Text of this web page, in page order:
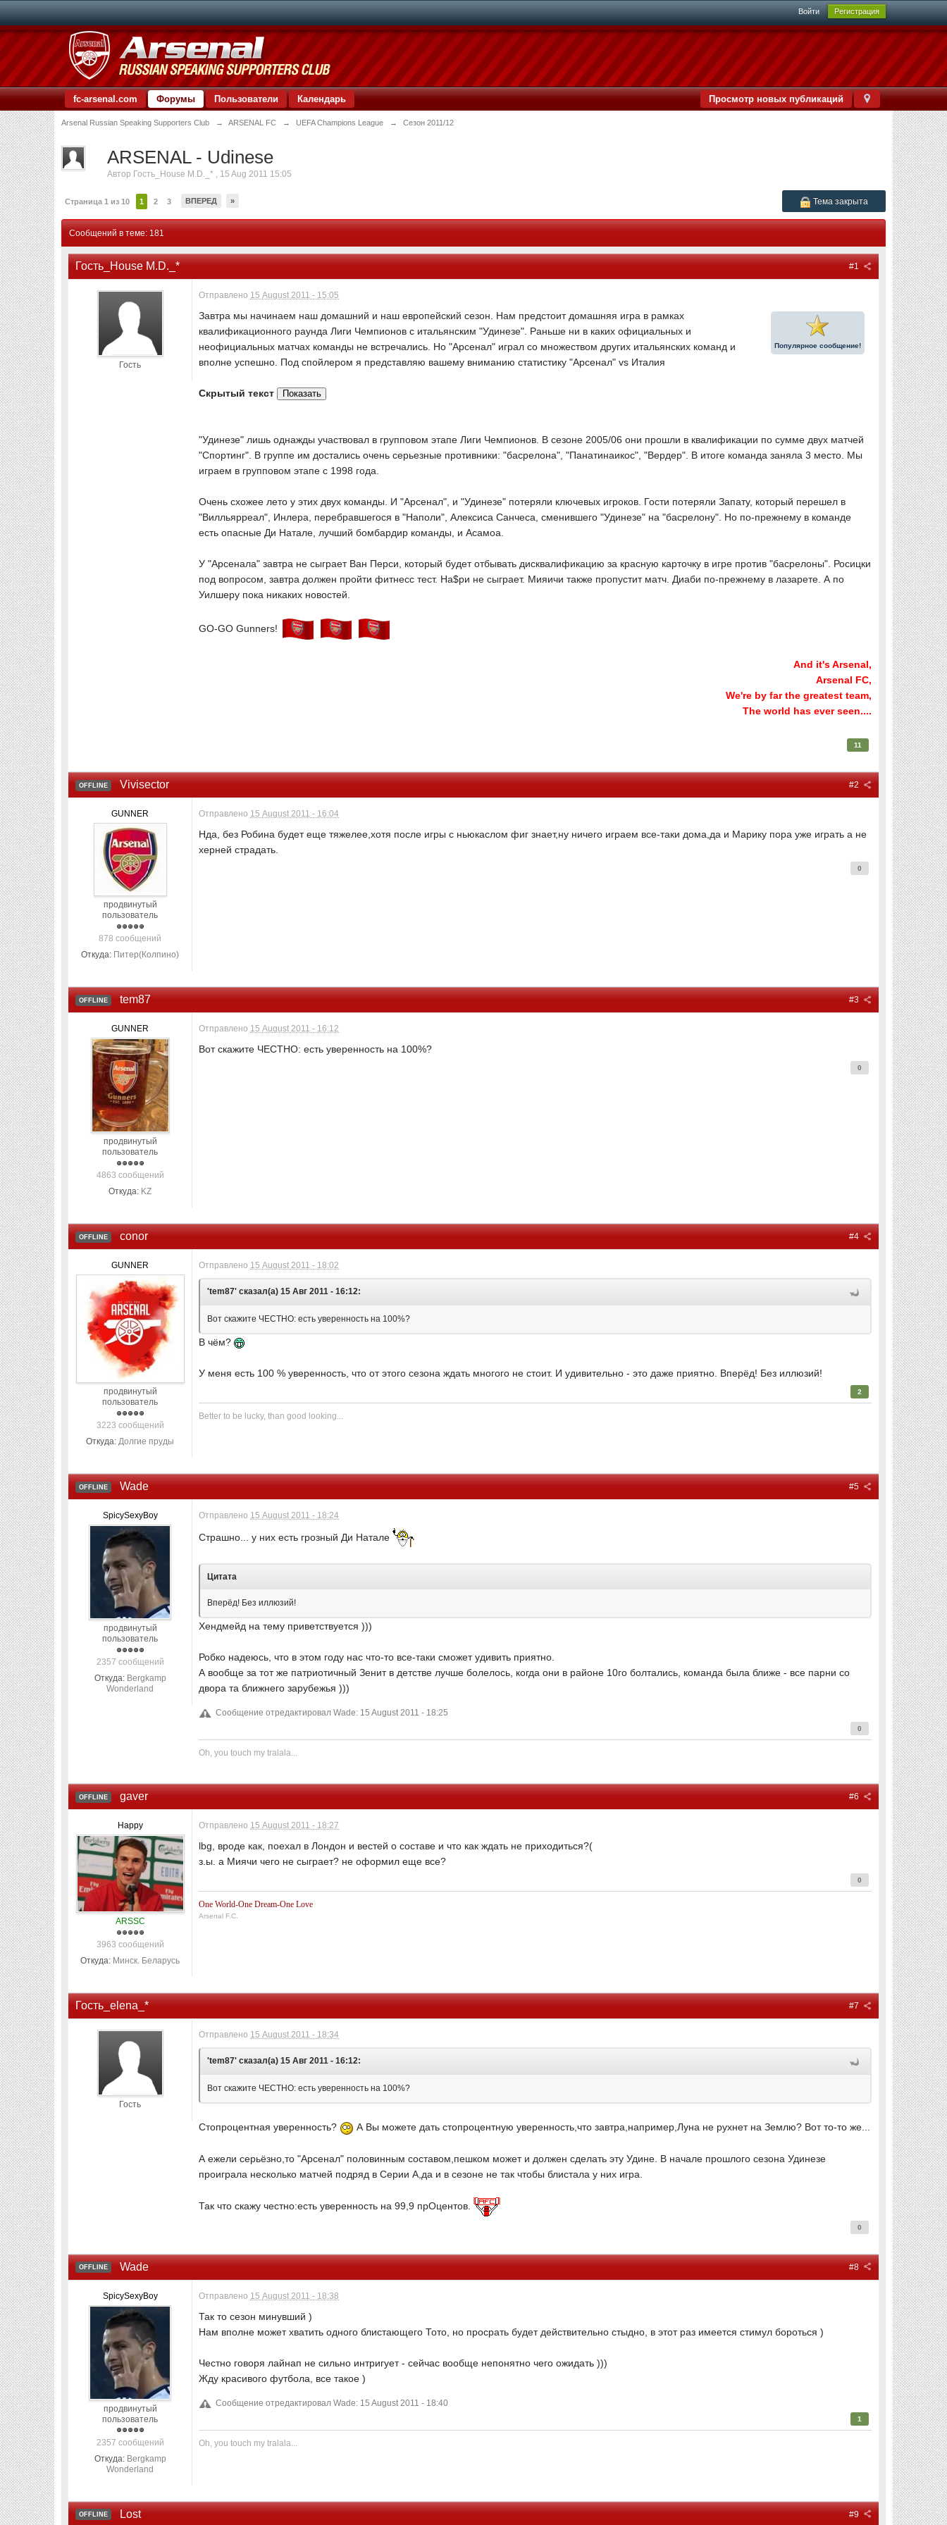
Войти Регистрация
Просмотр новых публикаций
fc-arsenal.com Форумы Пользователи Календарь
Arsenal Russian Speaking Supporters Club → ARSENAL FC → UEFA Champions League → Сезон 2011/12
ARSENAL - Udinese
Автор Гость_House M.D._* , 15 Aug 2011 15:05
Страница 1 из 10 1 2 3 ВПЕРЕД » Тема закрыта
Сообщений в теме: 181
#1
Гость_House M.D._*
Гость
Отправлено 15 August 2011 - 15:05
Популярное сообщение!
Завтра мы начинаем наш домашний и наш европейский сезон. Нам предстоит домашняя игра в рамках
квалификационного раунда Лиги Чемпионов с итальянским "Удинезе". Раньше ни в каких официальных и
неофициальных матчах команды не встречались. Но "Арсенал" играл со множеством других итальянских команд и
вполне успешно. Под спойлером я представляю вашему вниманию статистику "Арсенал" vs Италия
Скрытый текст
"Удинезе" лишь однажды участвовал в групповом этапе Лиги Чемпионов. В сезоне 2005/06 они прошли в квалификации по сумме двух матчей
"Спортинг". В группе им достались очень серьезные противники: "басрелона", "Панатинаикос", "Вердер". В итоге команда заняла 3 место. Мы
играем в групповом этапе с 1998 года.
Очень схожее лето у этих двух команды. И "Арсенал", и "Удинезе" потеряли ключевых игроков. Гости потеряли Запату, который перешел в
"Вилльярреал", Инлера, перебравшегося в "Наполи", Алексиса Санчеса, сменившего "Удинезе" на "басрелону". Но по-прежнему в команде
есть опасные Ди Натале, лучший бомбардир команды, и Асамоа.
У "Арсенала" завтра не сыграет Ван Перси, который будет отбывать дисквалификацию за красную карточку в игре против "басрелоны". Росицки
под вопросом, завтра должен пройти фитнесс тест. На$ри не сыграет. Мияичи также пропустит матч. Диаби по-прежнему в лазарете. А по
Уилшеру пока никаких новостей.
GO-GO Gunners!
And it's Arsenal,
Arsenal FC,
We're by far the greatest team,
The world has ever seen....
11
#2
OFFLINE Vivisector
GUNNER
продвинутый
пользователь
878 сообщений
Откуда: Питер(Колпино)
Отправлено 15 August 2011 - 16:04
Нда, без Робина будет еще тяжелее,хотя после игры с ньюкаслом фиг знает,ну ничего играем все-таки дома,да и Марику пора уже играть а не
херней страдать.
0
#3
OFFLINE tem87
GUNNER
продвинутый
пользователь
4863 сообщений
Откуда: KZ
Отправлено 15 August 2011 - 16:12
Вот скажите ЧЕСТНО: есть уверенность на 100%?
0
#4
OFFLINE conor
GUNNER
продвинутый
пользователь
3223 сообщений
Откуда: Долгие пруды
Отправлено 15 August 2011 - 18:02
'tem87' сказал(а) 15 Авг 2011 - 16:12:
Вот скажите ЧЕСТНО: есть уверенность на 100%?
В чём?
У меня есть 100 % уверенность, что от этого сезона ждать многого не стоит. И удивительно - это даже приятно. Вперёд! Без иллюзий!
2
Better to be lucky, than good looking...
#5
OFFLINE Wade
SpicySexyBoy
продвинутый
пользователь
2357 сообщений
Откуда: Bergkamp
Wonderland
Отправлено 15 August 2011 - 18:24
Страшно... у них есть грозный Ди Натале
Цитата
Вперёд! Без иллюзий!
Хендмейд на тему приветствуется )))
Робко надеюсь, что в этом году нас что-то все-таки сможет удивить приятно.
А вообще за тот же патриотичный Зенит в детстве лучше болелось, когда они в районе 10го болтались, команда была ближе - все парни со
двора та ближнего зарубежья )))
Сообщение отредактировал Wade: 15 August 2011 - 18:25
0
Oh, you touch my tralala...
#6
OFFLINE gaver
Happy
ARSSC
3963 сообщений
Откуда: Минск. Беларусь
Отправлено 15 August 2011 - 18:27
lbg, вроде как, поехал в Лондон и вестей о составе и что как ждать не приходиться?(
з.ы. а Миячи чего не сыграет? не оформил еще все?
0
One World-One Dream-One Love
Arsenal F.C.
#7
Гость_elena_*
Гость
Отправлено 15 August 2011 - 18:34
'tem87' сказал(а) 15 Авг 2011 - 16:12:
Вот скажите ЧЕСТНО: есть уверенность на 100%?
Стопроцентная уверенность? А Вы можете дать стопроцентную уверенность,что завтра,например,Луна не рухнет на Землю? Вот то-то же...
А ежели серьёзно,то "Арсенал" половинным составом,пешком может и должен сделать эту Удине. В начале прошлого сезона Удинезе
проиграла несколько матчей подряд в Серии А,да и в сезоне не так чтобы блистала у них игра.
Так что скажу честно:есть уверенность на 99,9 прОцентов.
0
#8
OFFLINE Wade
SpicySexyBoy
продвинутый
пользователь
2357 сообщений
Откуда: Bergkamp
Wonderland
Отправлено 15 August 2011 - 18:38
Так то сезон минувший )
Нам вполне может хватить одного блистающего Тото, но просрать будет действительно стыдно, в этот раз имеется стимул бороться )
Честно говоря лайнап не сильно интригует - сейчас вообще непонятно чего ожидать )))
Жду красивого футбола, все такое )
Сообщение отредактировал Wade: 15 August 2011 - 18:40
1
Oh, you touch my tralala...
#9
OFFLINE Lost